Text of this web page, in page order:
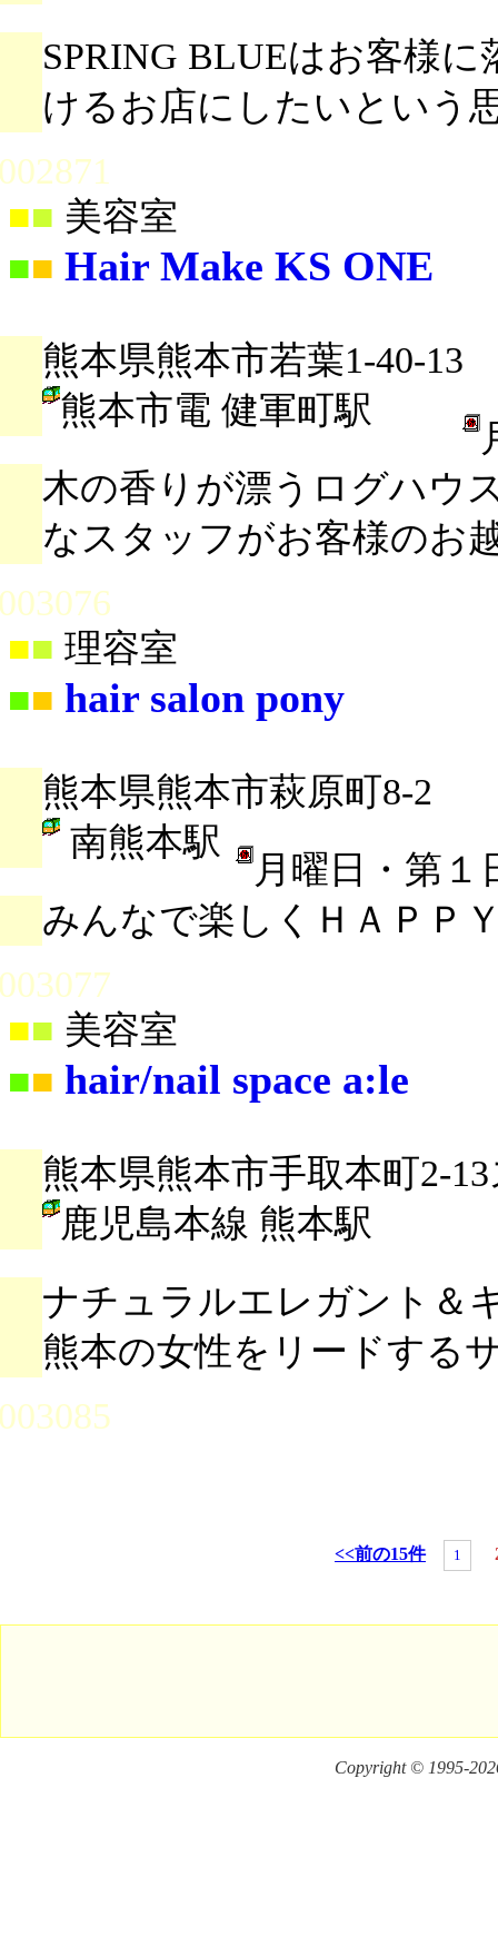
SPRING BLUEはお客様
けるお店にしたいという
■ 美容室
■■ Hair Make KS ONE
熊本県熊本市若葉1-40-13
熊本市電 健軍町駅
木の香りが漂うログハウ
なスタッフがお客様のお
■ 理容室
■■ hair salon pony
熊本県熊本市萩原町8-2
南熊本駅
月曜日・第１
みんなで楽しくＨＡＰＰ
■ 美容室
■■ hair/nail space a:le
熊本県熊本市手取本町2-
鹿児島本線 熊本駅
ナチュラルエレガント＆
熊本の女性をリードする
<<前の15件 1
Copyright © 1995-